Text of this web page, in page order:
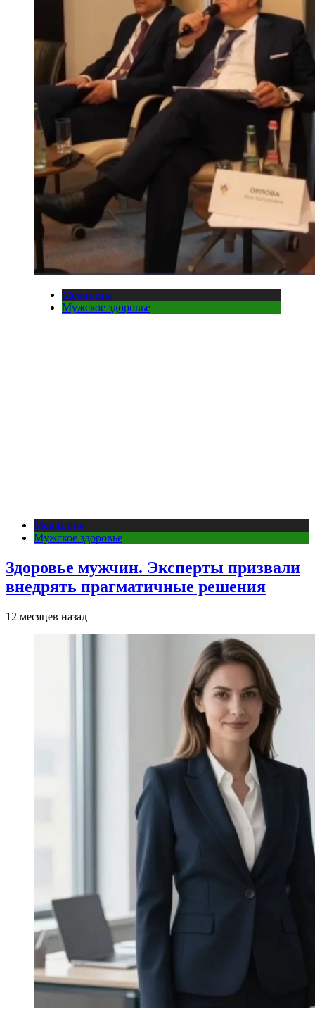
Медицина
Мужское здоровье
Медицина
Мужское здоровье
Здоровье мужчин. Эксперты призвали
внедрять прагматичные решения
12 месяцев назад